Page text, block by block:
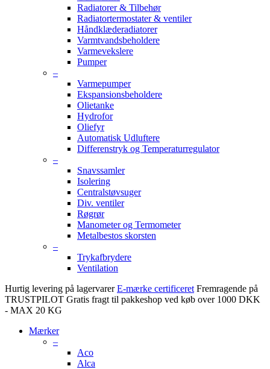
Radiatorer & Tilbehør
Radiatortermostater & ventiler
Håndklæderadiatorer
Varmtvandsbeholdere
Varmevekslere
Pumper
–
Varmepumper
Ekspansionsbeholdere
Olietanke
Hydrofor
Oliefyr
Automatisk Udluftere
Differenstryk og Temperaturregulator
–
Snavssamler
Isolering
Centralstøvsuger
Div. ventiler
Røgrør
Manometer og Termometer
Metalbestos skorsten
–
Trykafbrydere
Ventilation
Hurtig levering på lagervarer E-mærke certificeret Fremragende på
TRUSTPILOT Gratis fragt til pakkeshop ved køb over 1000 DKK
- MAX 20 KG
Mærker
–
Aco
Alca